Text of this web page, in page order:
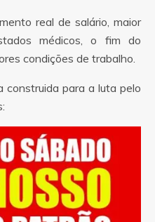
real de salário, maior
médicos, o fim do
condições de trabalho.
construida para a luta pelo